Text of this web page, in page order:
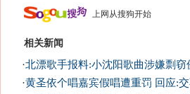
上网从搜狗开始
相关新闻
·北漂歌手报料:小沈阳歌曲涉嫌剽窃
·黄圣依个唱嘉宾假唱遭重罚 回应: